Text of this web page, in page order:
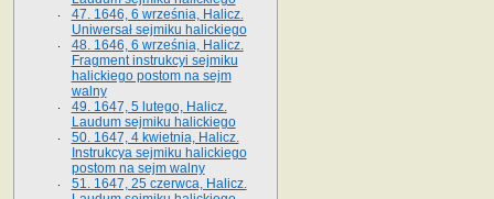
47. 1646, 6 września, Halicz.
Uniwersał sejmiku halickiego
48. 1646, 6 września, Halicz.
Fragment instrukcyi sejmiku
halickiego postom na sejm
walny
49. 1647, 5 lutego, Halicz.
Laudum sejmiku halickiego
50. 1647, 4 kwietnia, Halicz.
Instrukcya sejmiku halickiego
postom na sejm walny
51. 1647, 25 czerwca, Halicz.